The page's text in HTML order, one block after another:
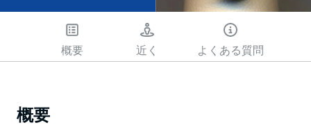
概要 近く よくある質問
概要